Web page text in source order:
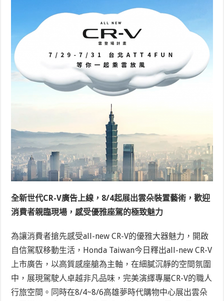
全新世代CR-V廣告上線， 8/4起展出雲朵裝置藝術，歡迎
消費者親臨現場，感受優雅座駕的極致魅力
為讓消費者搶先感受all-new CR-V的優雅大器魅力，開啟
自信駕馭移動生活，Honda Taiwan今日釋出all-new CR-V
上市廣告，以高質感座艙為主軸，在細膩沉靜的空間氛圍
中，展現駕駛人卓越非凡品味，完美演繹專屬CR-V的職人
行旅空間。同時在8/4~8/6高雄夢時代購物中心展出雲朵